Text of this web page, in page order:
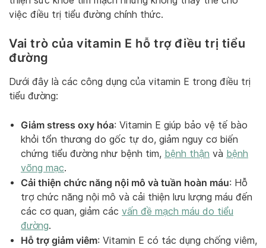
việc điều trị tiểu đường chính thức.
Vai trò của vitamin E hỗ trợ điều trị tiểu
đường
Dưới đây là các công dụng của vitamin E trong điều trị
tiểu đường:
Giảm stress oxy hóa: Vitamin E giúp bảo vệ tế bào
khỏi tổn thương do gốc tự do, giảm nguy cơ biến
chứng tiểu đường như bệnh tim, bệnh thận và bệnh
võng mạc.
Cải thiện chức năng nội mô và tuần hoàn máu: Hỗ
trợ chức năng nội mô và cải thiện lưu lượng máu đến
các cơ quan, giảm các vấn đề mạch máu do tiểu
đường.
Hỗ trợ giảm viêm: Vitamin E có tác dụng chống viêm,